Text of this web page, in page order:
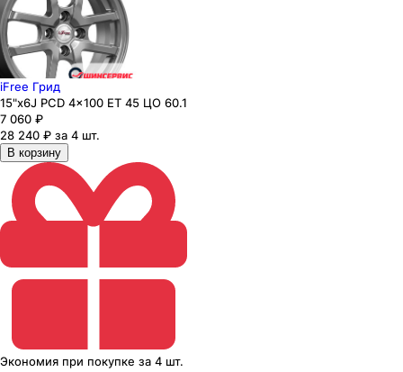
iFree Грид
15"x6J PCD 4x100 ЕТ 45 ЦО 60.1
7 060 ₽
28 240 ₽ за 4 шт.
В корзину
Экономия при покупке за 4 шт.